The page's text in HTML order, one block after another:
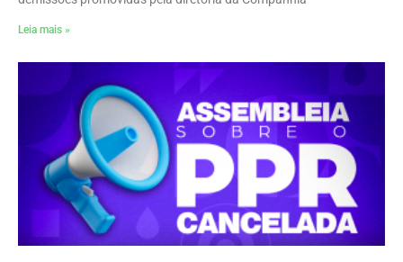
Leia mais »